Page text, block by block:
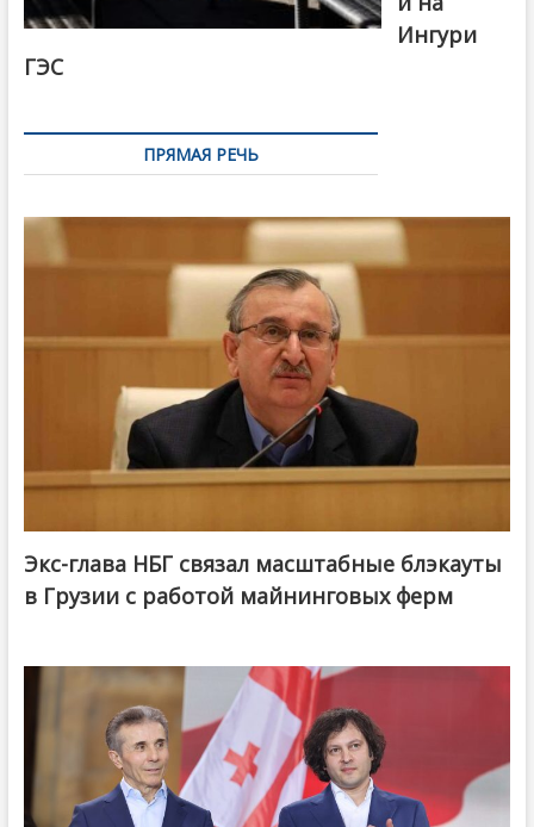
Ингури
ГЭС
ПРЯМАЯ РЕЧЬ
Экс-глава НБГ связал масштабные блэкауты
в Грузии с работой майнинговых ферм